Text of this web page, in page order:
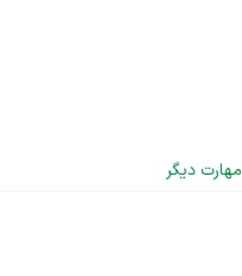
مهارت دیگر